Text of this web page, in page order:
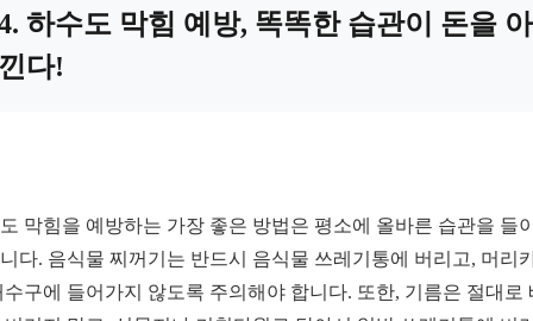
하수도 막힘 예방, 똑똑한 습관이 돈을 아
다!
막힘을 예방하는 가장 좋은 방법은 평소에 올바른 습관을 들
다. 음식물 찌꺼기는 반드시 음식물 쓰레기통에 버리고, 머리
수구에 들어가지 않도록 주의해야 합니다. 또한, 기름은 절대로